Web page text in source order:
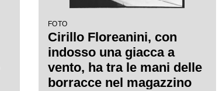
FOTO
Cirillo Floreanini, con
indosso una giacca a
vento, ha tra le mani delle
borracce nel magazzino